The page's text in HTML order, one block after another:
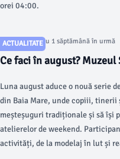
orei 04:00.
ACTUALITATE
Articol postat cu 1 săptămână în urmă
Ce faci în august?
Luna august aduce o nouă serie
din Baia Mare, unde copiii,
meșteșuguri tradiționale și să își
atelierelor de weekend.
activități, de la modelaj în lut și